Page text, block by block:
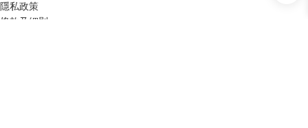
隱私政策
條款及細則